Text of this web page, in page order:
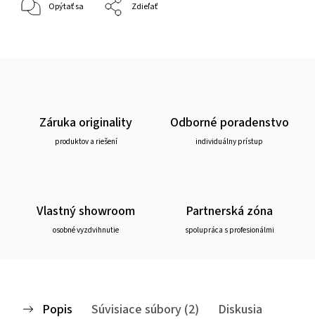
Opýtať sa Zdieľať
Záruka originality
produktov a riešení
Odborné poradenstvo
individuálny prístup
Vlastný showroom
osobné vyzdvihnutie
Partnerská zóna
spolupráca s profesionálmi
Popis Súvisiace súbory (2)
Diskusia